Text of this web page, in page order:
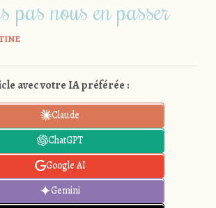
pas nous en passer
avec votre IA préférée :
Claude
ChatGPT
Google AI
Gemini